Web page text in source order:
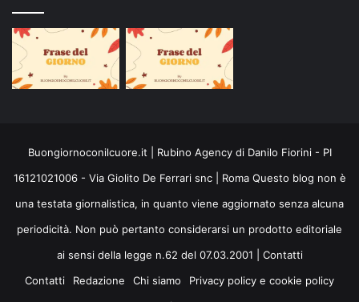
Buongiornoconilcuore.it | Rubino Agency di Danilo Fiorini - PI
16121021006 - Via Giolito De Ferrari snc | Roma Questo blog non è
una testata giornalistica, in quanto viene aggiornato senza alcuna
periodicità. Non può pertanto considerarsi un prodotto editoriale
ai sensi della legge n.62 del 07.03.2001 | Contatti
Contatti
Redazione Chi siamo
Privacy policy e cookie policy